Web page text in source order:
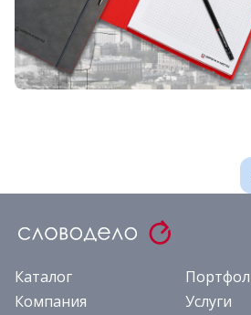
Каталог
Компания
Услуги